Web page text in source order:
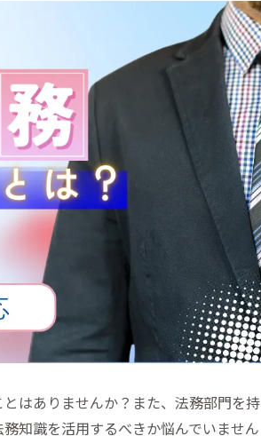
はありませんか？また、法務部門を持
知識を活用するべきか悩んでいません